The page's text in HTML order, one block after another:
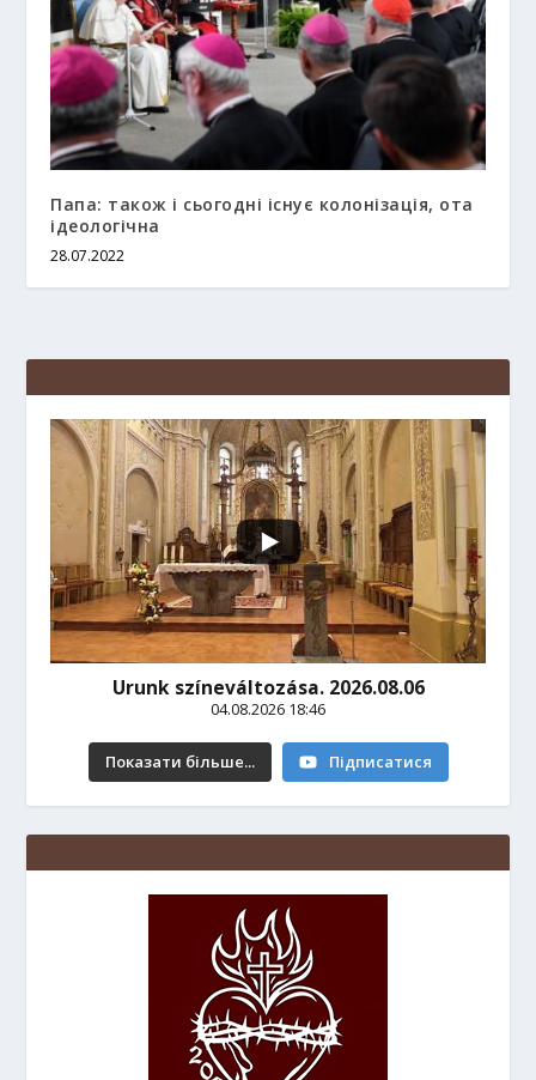
Папа: також і сьогодні існує колонізація, ота
ідеологічна
28.07.2022
Urunk színeváltozása. 2026.08.06
04.08.2026 18:46
Показати більше... Підписатися